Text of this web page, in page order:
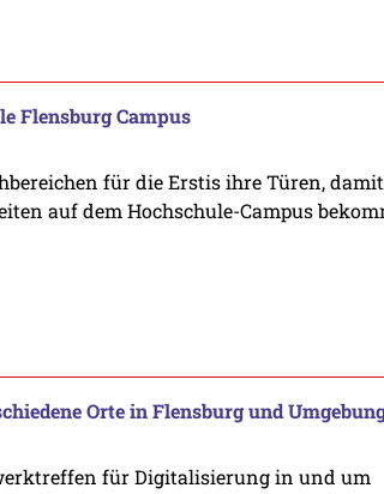
Flensburg Campus
für die Erstis ihre Türen,
auf dem Hochschule-Campus
Orte in Flensburg und
für Digitalisierung in und um